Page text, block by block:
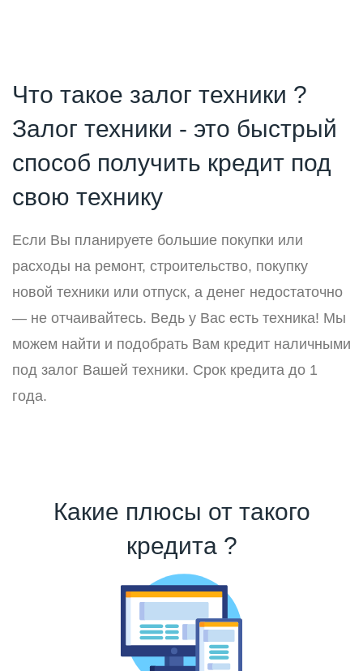
Что такое залог техники ?
Залог техники - это быстрый
способ получить кредит под
свою технику
Если Вы планируете большие покупки или
расходы на ремонт, строительство, покупку
новой техники или отпуск, а денег недостаточно
— не отчаивайтесь. Ведь у Вас есть техника! Мы
можем найти и подобрать Вам кредит наличными
под залог Вашей техники. Срок кредита до 1
года.
Какие плюсы от такого
кредита ?